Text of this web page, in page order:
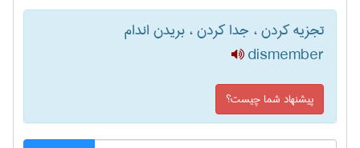
تجزیه کردن ، جدا کردن ، بریدن اندام
dismember
پیشنهاد شما چیست؟